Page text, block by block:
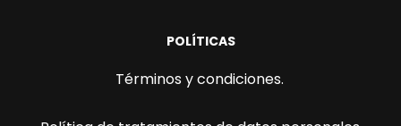
POLÍTICAS
Términos y condiciones.